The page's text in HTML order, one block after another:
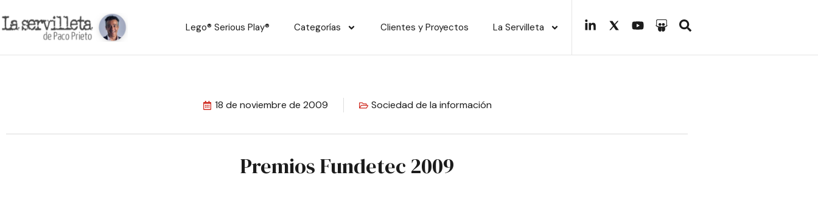
Lego® Serious Play® Categorías Clientes y Proyectos La Servilleta
18 de noviembre de 2009 Sociedad de la información
Premios Fundetec 2009